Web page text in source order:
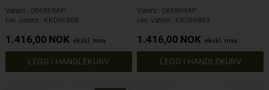
Varenr.: 066868AP
Lev. varenr.: KK066868
1.416,00 NOK ekskl. mva
Varenr.: 066869AP
Lev. varenr.: KK066869
1.416,00 NOK ekskl. mva